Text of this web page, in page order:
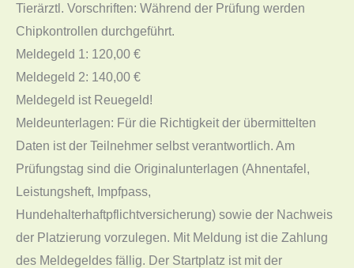
Tierärztl. Vorschriften: Während der Prüfung werden
Chipkontrollen durchgeführt.
Meldegeld 1: 120,00 €
Meldegeld 2: 140,00 €
Meldegeld ist Reuegeld!
Meldeunterlagen: Für die Richtigkeit der übermittelten
Daten ist der Teilnehmer selbst verantwortlich. Am
Prüfungstag sind die Originalunterlagen (Ahnentafel,
Leistungsheft, Impfpass,
Hundehalterhaftpflichtversicherung) sowie der Nachweis
der Platzierung vorzulegen. Mit Meldung ist die Zahlung
des Meldegeldes fällig. Der Startplatz ist mit der